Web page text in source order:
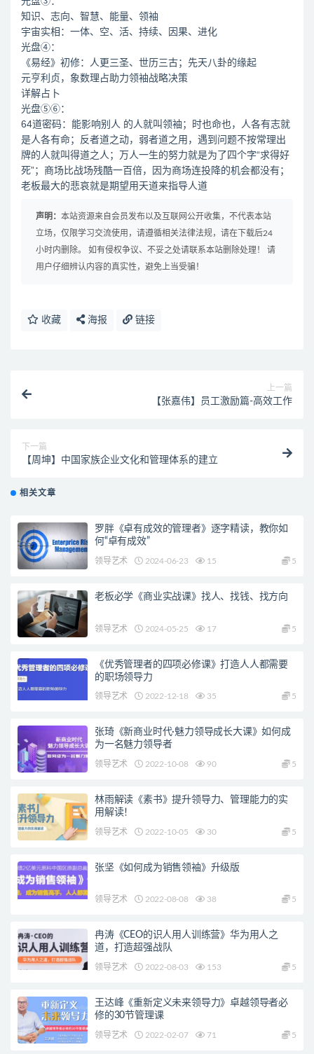
知识、志向、智慧、能量、领袖
宇宙实相：一体、空、活、持续、因果、进化
光盘④：
《易经》初修：人更三圣、世历三古；先天八卦的缘起
元亨利贞，象数理占助力领袖战略决策
详解占卜
光盘⑤⑥：
64道密码：能影响别人 的人就叫领袖；时也命也，人各有志就
是人各有命；反者道之动，弱者道之用，遇到问题不按常理出
牌的人就叫得道之人；万人一生的努力就是为了四个字“求得好
死”；商场比战场残酷一百倍，因为商场连投降的机会都没有；
老板最大的悲哀就是期望用天道来指导人道
声明： 本站资源来自会员发布以及互联网公开收集，不代表本站
立场，仅限学习交流使用，请遵循相关法律法规，请在下载后24
小时内删除。 如有侵权争议、不妥之处请联系本站删除处理！ 请
用户仔细辨认内容的真实性，避免上当受骗！
收藏 海报 链接
上一篇
【张嘉伟】员工激励篇-高效工作
下一篇
【周坤】中国家族企业文化和管理体系的建立
相关文章
罗胖《卓有成效的管理者》逐字精读，教你如
何“卓有成效”
领导艺术 2024-06-23 15 5
老板必学《商业实战课》找人、找钱、找方向
领导艺术 2024-05-25 17 5
《优秀管理者的四项必修课》打造人人都需要
的职场领导力
领导艺术 2022-12-18 35 5
张琦《新商业时代·魅力领导成长大课》如何成
为一名魅力领导者
领导艺术 2022-10-08 90 5
林雨解读《素书》提升领导力、管理能力的实
用解读！
领导艺术 2022-10-05 30 5
张坚《如何成为销售领袖》升级版
领导艺术 2022-08-08 38 5
冉涛《CEO的识人用人训练营》华为用人之
道，打造超强战队
领导艺术 2022-08-03 153 5
王达峰《重新定义未来领导力》卓越领导者必
修的30节管理课
领导艺术 2022-02-07 71 5